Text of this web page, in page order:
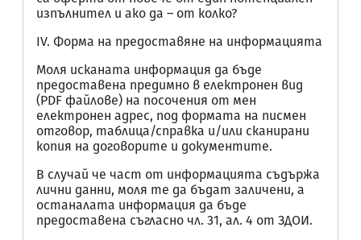
изпълнител и ако да – от колко?
IV. Форма на предоставяне на информацията
Моля исканата информация да бъде
предоставена предимно в електронен вид
(PDF файлове) на посочения от мен
електронен адрес, под формата на писмен
отговор, таблица/справка и/или сканирани
копия на договорите и документите.
В случай че част от информацията съдържа
лични данни, моля те да бъдат заличени, а
останалата информация да бъде
предоставена съгласно чл. 31, ал. 4 от ЗДОИ.